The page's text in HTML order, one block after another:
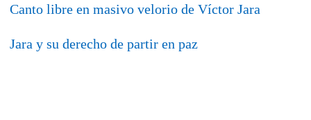
Canto libre en masivo velorio de Víctor Jara
Jara y su derecho de partir en paz